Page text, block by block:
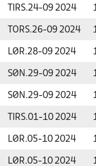
TIRS.24-09 2024
TORS.26-09 2024
LØR.28-09 2024
SØN.29-09 2024
SØN.29-09 2024
TIRS.01-10 2024
LØR.05-10 2024
LØR.05-10 2024